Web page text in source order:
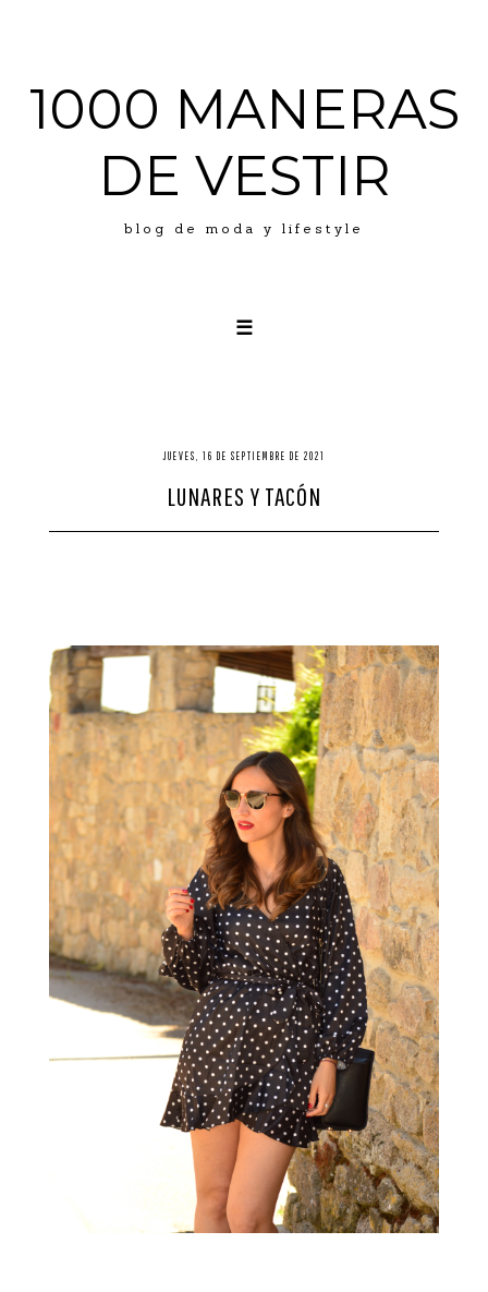
1000 MANERAS
DE VESTIR
blog de moda y lifestyle
☰
PRESS
CONTACTO
JUEVES, 16 DE SEPTIEMBRE DE 2021
LUNARES Y TACÓN